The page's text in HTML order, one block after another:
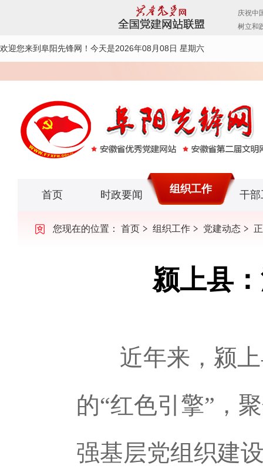
欢迎您来到阜阳先锋网！ 今天是2026年08月08日 星期六
首页 时政要闻 组织工作 干部
您现在的位置： 首页 组织工作 党建动态
颍上县
近年来，颍上
的“红色引擎”，
强基层党组织建